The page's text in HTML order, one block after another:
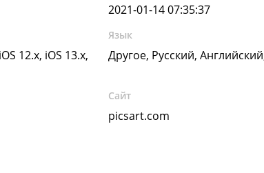
2021-01-14 07:35:37
12.x, iOS 13.x,
Язык
Другое, Русский,
Сайт
picsart.com